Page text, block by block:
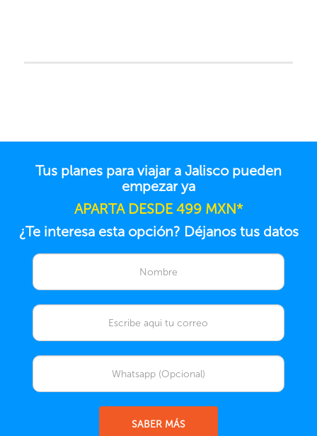
Tus planes para viajar a Jalisco pueden
empezar ya
APARTA DESDE 499 MXN*
¿Te interesa esta opción? Déjanos tus datos
SABER MÁS